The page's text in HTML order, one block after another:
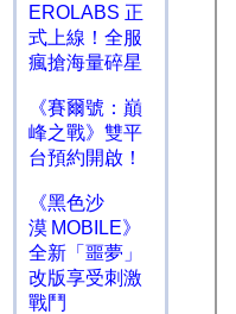
EROLABS 正
式上線！全服
瘋搶海量碎星
《賽爾號：巔
峰之戰》雙平
台預約開啟！
《黑色沙
漠 MOBILE》
全新「噩夢」
改版享受刺激
戰鬥